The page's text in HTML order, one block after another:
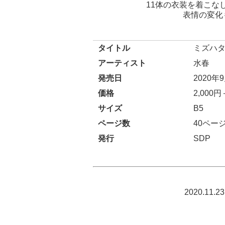
11体の衣装を着こな
表情の変
タイトル
ミズハ
アーティスト
水春
発売日
2020年
価格
2,000円
サイズ
B5
ページ数
40ペー
発行
SDP